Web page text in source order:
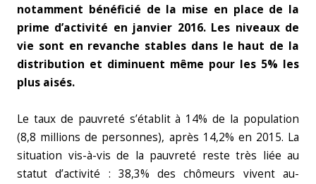
notamment bénéficié de la mise en place de la
prime d’activité en janvier 2016. Les niveaux de
vie sont en revanche stables dans le haut de la
distribution et diminuent même pour les 5% les
plus aisés.
Le taux de pauvreté s’établit à 14% de la population
(8,8 millions de personnes), après 14,2% en 2015. La
situation vis-à-vis de la pauvreté reste très liée au
statut d’activité : 38,3% des chômeurs vivent au-